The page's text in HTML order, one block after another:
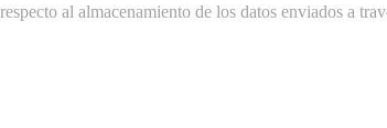
al almacenamiento de los datos enviados a